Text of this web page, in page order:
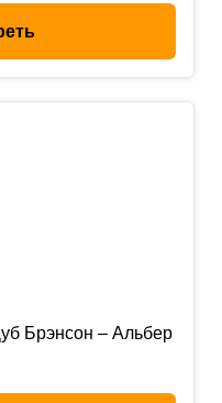
Брэнсон – Альбер